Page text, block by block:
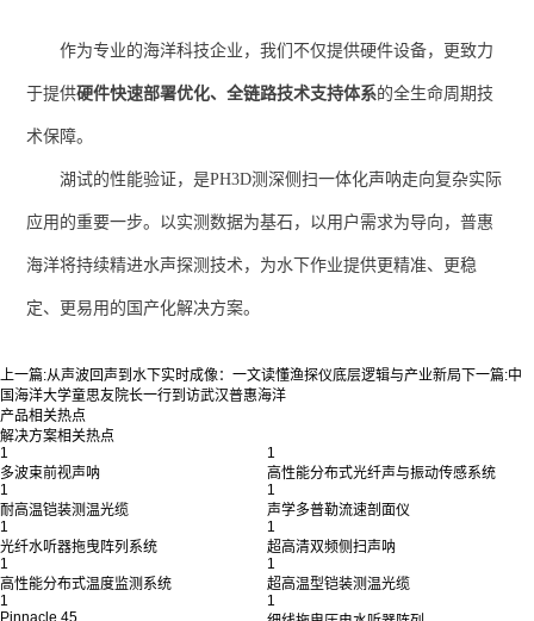
作为专业的海洋科技企业，我们不仅提供硬件设备，更致力
于提供硬件快速部署优化、全链路技术支持体系的全生命周期技
术保障。
湖试的性能验证，是PH3D测深侧扫一体化声呐走向复杂实际
应用的重要一步。以实测数据为基石，以用户需求为导向，普惠
海洋将持续精进水声探测技术，为水下作业提供更精准、更稳
定、更易用的国产化解决方案。
上一篇:从声波回声到水下实时成像：一文读懂渔探仪底层逻辑与产业新局下一篇:中
国海洋大学童思友院长一行到访武汉普惠海洋
产品相关热点
解决方案相关热点
1
多波束前视声呐
1
高性能分布式光纤声与振动传感系统
1
耐高温铠装测温光缆
1
声学多普勒流速剖面仪
1
光纤水听器拖曳阵列系统
1
超高清双频侧扫声呐
1
高性能分布式温度监测系统
1
超高温型铠装测温光缆
1
Pinnacle 45
1